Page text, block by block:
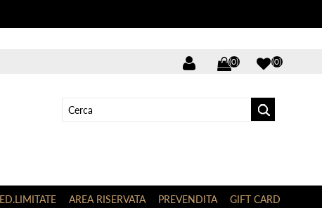
(0) (0)
ED.LIMITATE AREA RISERVATA PREVENDITA GIFT CARD